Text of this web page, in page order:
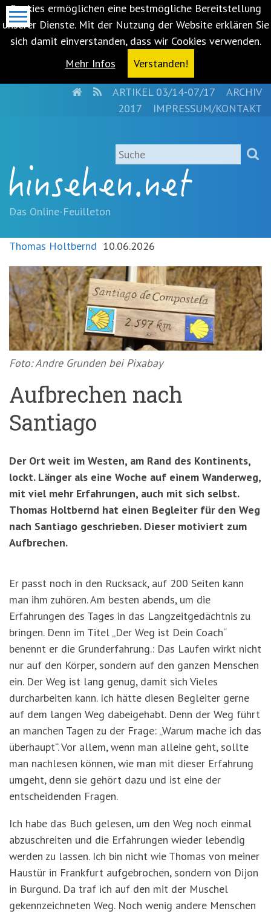
Cookies ermöglichen eine bestmögliche Bereitstellung
unserer Dienste. Mit der Nutzung der Website erklären Sie
sich damit einverstanden, dass wir Cookies verwenden.
Mehr Infos
Verstanden!
springen
(Accesskey
'1')Zur
springen
'3')Zur
Suche
springen
(Accesskey
'2')
HOMERSSARTIKEL 03/14-07/17
ARCHIV
2017
IMPRESSUM/KONTAKT
Suche
Das Online-Feuilleton
Thomas Holtbernd 10.06.2026
Foto: Andre Grunden bei Pixabay
Aufbrechen nach
Santiago
Der Ort weit im Westen, am Rand des Kontinents,
lockt. Länger als eine Woche auf einem Wanderweg,
mit viel mehr Erfahrungen, auch mit sich selbst.
Thomas Holtbernd hat einen Begleiter für den Weg
nach Santiago geschrieben. Dieser motiviert zum
Aufbrechen.
Er passt noch in den Rucksack, auf 200 Seiten kann
man ihm zuhören. Am besten abends, um die
Erfahrungen des Tages in das Langzeitgedächtnis zu
bringen. Denn im Titel „Der Weg ist Dein Coach“
benennt er die Grunderfahrung.: Das Laufen wirkt nicht
nur auf den Körper, sondern auf den ganzen Menschen
ein. Der Weg ist lang genug, damit sich Vieles
durcharbeiten kann. Ich hätte diesen Begleiter gerne
auf dem langen Weg dabeigehabt. Denn der Weg führt
an manchen Tagen zu der Frage: „Warum mache ich das
überhaupt“. Vor allem, wenn man alleine geht, sollte
man nachlesen können, wie man mit dieser Erfahrung
umgeht, denn sie gehört dazu und ist eine der
entscheidenden Fragen.
Ich habe das Buch gelesen, um den Weg noch einmal
abzuschreiten und die Erfahrungen wieder lebendig
werden zu lassen. Ich bin nicht wie Thomas von meiner
Haustür in Frankfurt aufgebrochen, sondern von Dijon
in Burgund. Da traf ich auf den mit der Muschel
gekennzeichneten Weg. Noch wenig andere Menschen